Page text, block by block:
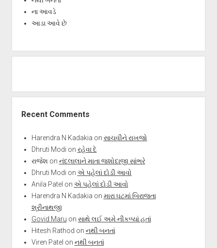
ના આવડે
આડા આવે છે
Recent Comments
Harendra N Kadakia on સાચવીને રાખજો
Dhruti Modi on રહેવા દે
રાજેશ on નંદલાલાને માતા જશોદાજી સાંભરે
Dhruti Modi on એ પહેલાં દોડી આવો
Anila Patel on એ પહેલાં દોડી આવો
Harendra N Kadakia on મારા ઘટમાં બિરાજતા
શ્રીનાથજી
Govid Maru on સાથે લઈ અમે નીકળ્યાં હતાં
Hitesh Rathod on નથી બનતાં
Viren Patel on નથી બનતાં